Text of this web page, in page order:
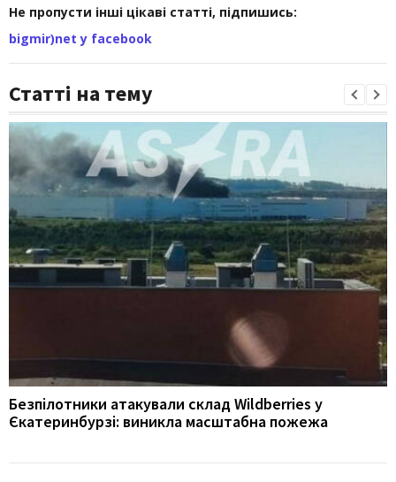
Не пропусти інші цікаві статті, підпишись:
bigmir)net у facebook
Статті на тему
Безпілотники атакували склад Wildberries у
Єкатеринбурзі: виникла масштабна пожежа